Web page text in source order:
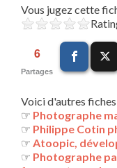
Vous jugez cette
6
Partages
Voici d'autres fiches
☞ Photographe
☞ Philippe Cotin
☞ Atoopic,
☞ Photographe